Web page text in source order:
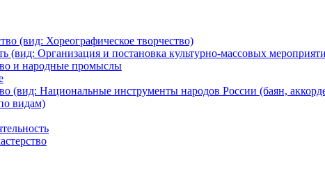
(вид: Хореографическое творчество)
(вид: Организация и постановка культурно-массовых
и народные промыслы
(вид: Национальные инструменты народов России (баян,
видам)